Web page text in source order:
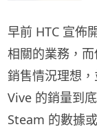
早前 HTC 宣佈
相關的業務，
銷售情況理想
Vive 的銷量到
Steam 的數據